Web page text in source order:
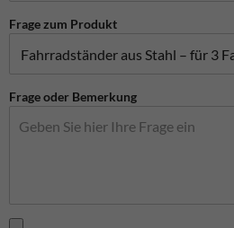
Frage zum Produkt
Frage oder Bemerkung